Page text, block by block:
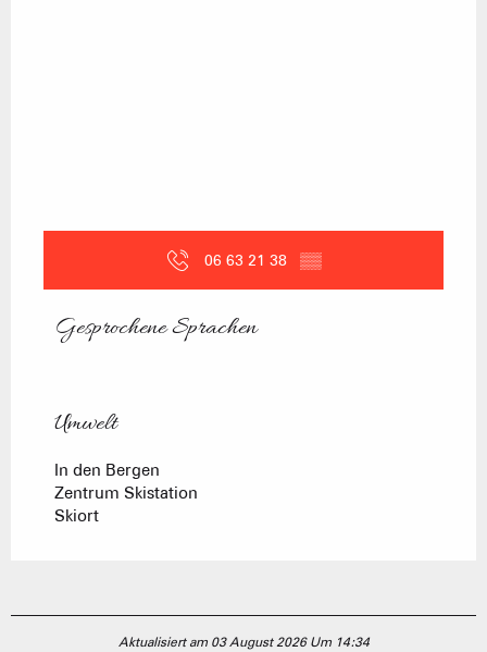
06 63 21 38 ▒▒
Gesprochene Sprachen
Gesprochene Sprachen
Umwelt
Umwelt
In den Bergen
Zentrum Skistation
Skiort
Aktualisiert am 03 August 2026 Um 14:34